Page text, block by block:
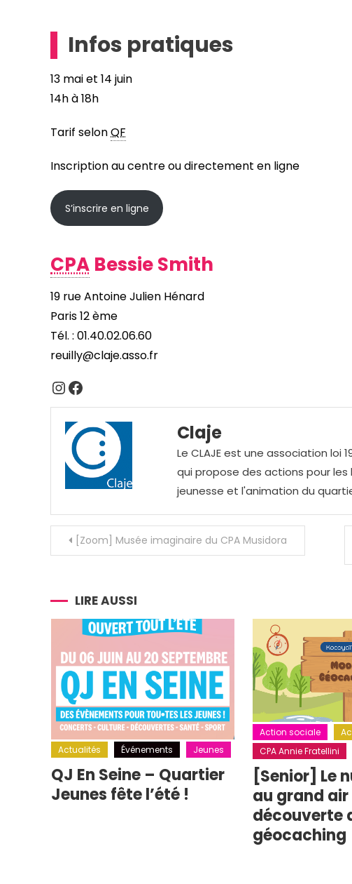
Infos pratiques
13 mai et 14 juin
14h à 18h
Tarif selonQF
Inscription au centre ou directement en ligne
S’inscrire en ligne
CPA Bessie Smith
19 rue Antoine Julien Hénard
Paris 12 ème
Tél. : 01.40.02.06.60
reuilly@claje.asso.fr
Instagram
Facebook
Claje
Le CLAJE est une association loi
qui propose des actions pour les
jeunesse et l'animation du
Navigation
de
l’article
[Zoom] Musée imaginaire du CPA Musidora
LIRE AUSSI
Actualités Événements Jeunes
QJ En Seine – Quartier
Jeunes fête l’été !
Action sociale
CPA Annie Fratellini
[Senior] Le
au grand air
découverte
géocaching